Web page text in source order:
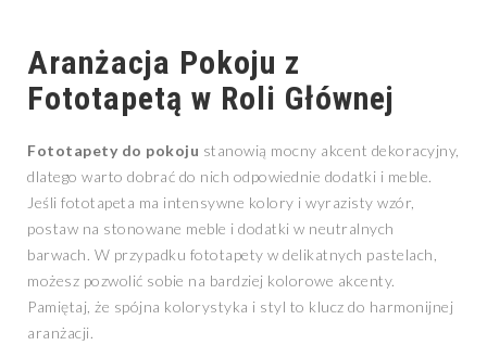
Aranżacja Pokoju z
Fototapetą w Roli Głównej
Fototapety do pokoju stanowią mocny akcent dekoracyjny,
dlatego warto dobrać do nich odpowiednie dodatki i meble.
Jeśli fototapeta ma intensywne kolory i wyrazisty wzór,
postaw na stonowane meble i dodatki w neutralnych
barwach. W przypadku fototapety w delikatnych pastelach,
możesz pozwolić sobie na bardziej kolorowe akcenty.
Pamiętaj, że spójna kolorystyka i styl to klucz do harmonijnej
aranżacji.